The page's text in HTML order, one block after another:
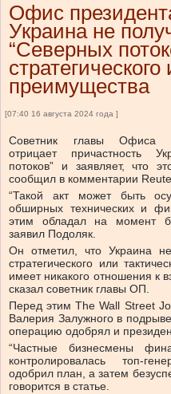
Офис
Украина не
“Северных
преимущества
[07:40 16 августа 2024 года ]
Советник главы Офиса
отрицает причастность
потоков” и заявляет, что
сообщил в комментарии
“Такой акт может быть
обширных технических и
этим обладал на момент
заявил Подоляк.
Он отметил, что Украина
стратегического или
имеет никакого отношения к
сказал советник главы ОП.
Перед этим The Wall Street
Валерия Залужного в
операцию одобрял и
“Частные бизнесмены
контролировалась топ-
одобрил план, а затем
говорится в статье.